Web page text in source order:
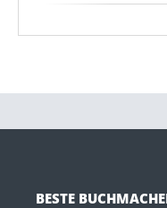
BESTE